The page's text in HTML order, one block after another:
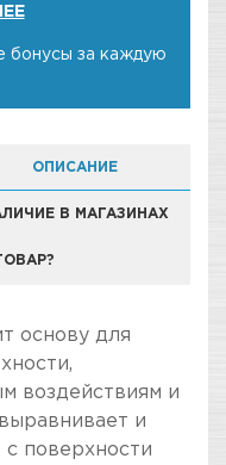
бонусы за каждую
ОПИСАНИЕ
В МАГАЗИНАХ
ЯВЛЯЕТСЯ
SONAX
основу для
воздействиям и
и
поверхности